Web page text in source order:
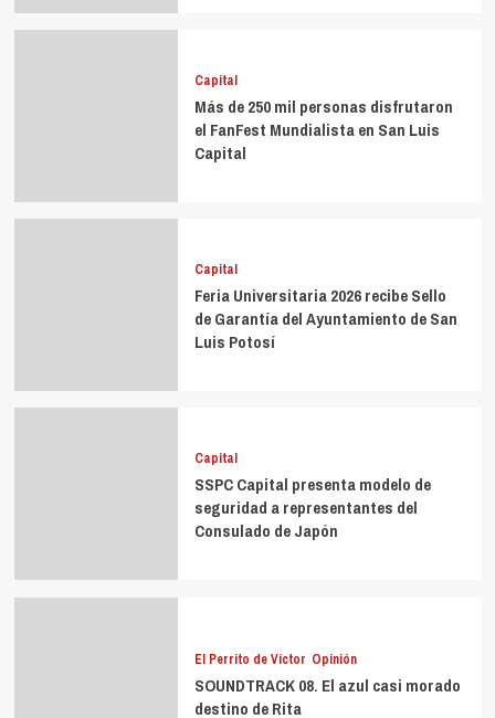
Capital
Más de 250 mil personas disfrutaron
el FanFest Mundialista en San Luis
Capital
Capital
Feria Universitaria 2026 recibe Sello
de Garantía del Ayuntamiento de San
Luis Potosí
Capital
SSPC Capital presenta modelo de
seguridad a representantes del
Consulado de Japón
El Perrito de Víctor Opinión
SOUNDTRACK 08. El azul casi morado
destino de Rita